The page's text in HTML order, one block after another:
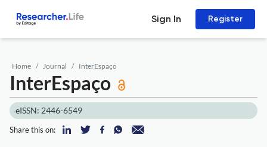
Sign In Register
Home Journal InterEspaço
InterEspaço
eISSN: 2446-6549
Share this on: